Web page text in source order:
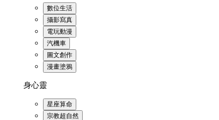
數位生活
攝影寫真
電玩動漫
汽機車
圖文創作
漫畫塗鴉
身心靈
星座算命
宗教超自然